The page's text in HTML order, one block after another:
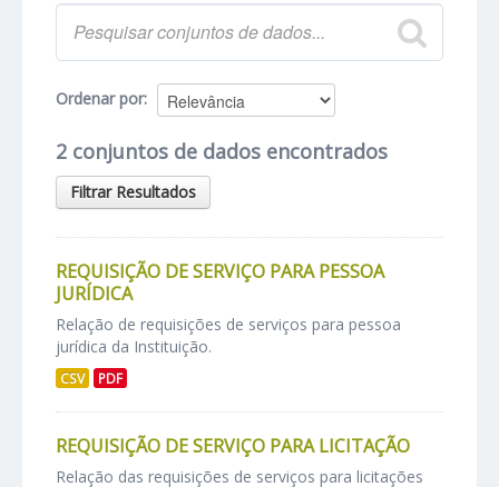
Ordenar por
2 conjuntos de dados encontrados
Filtrar Resultados
REQUISIÇÃO DE SERVIÇO PARA PESSOA
JURÍDICA
Relação de requisições de serviços para pessoa
jurídica da Instituição.
CSV PDF
REQUISIÇÃO DE SERVIÇO PARA LICITAÇÃO
Relação das requisições de serviços para licitações